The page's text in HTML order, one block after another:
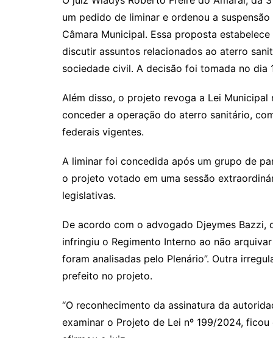
p
y
Li
n
at
s
A
p
e
gr
a
m
er t
k
e
dI
n
ai
l
um pedido de liminar e ordenou a
Câmara Municipal. Essa proposta
discutir assuntos relacionados ao aterro
sociedade civil. A decisão foi tomada no dia
Além disso, o projeto revoga a Lei
conceder a operação do aterro sanitário,
federais vigentes.
A liminar foi concedida após um grupo de
o projeto votado em uma sessão
legislativas.
De acordo com o advogado Djeymes Bazzi,
infringiu o Regimento Interno ao não
foram analisadas pelo Plenário”. Outra
prefeito no projeto.
“O reconhecimento da assinatura da
examinar o Projeto de Lei nº 199/2024,